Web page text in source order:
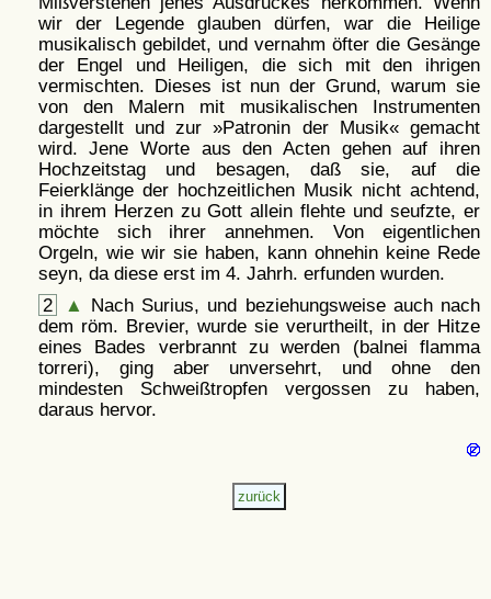
wir der Legende glauben dürfen, war die Heilige
musikalisch gebildet, und vernahm öfter die Gesänge
der Engel und Heiligen, die sich mit den ihrigen
vermischten. Dieses ist nun der Grund, warum sie
von den Malern mit musikalischen Instrumenten
dargestellt und zur »Patronin der Musik« gemacht
wird. Jene Worte aus den Acten gehen auf ihren
Hochzeitstag und besagen, daß sie, auf die
Feierklänge der hochzeitlichen Musik nicht achtend,
in ihrem Herzen zu Gott allein flehte und seufzte, er
möchte sich ihrer annehmen. Von eigentlichen
Orgeln, wie wir sie haben, kann ohnehin keine Rede
seyn, da diese erst im 4. Jahrh. erfunden wurden.
2
▲
Nach Surius, und beziehungsweise auch nach
dem röm. Brevier, wurde sie verurtheilt, in der Hitze
eines Bades verbrannt zu werden (balnei flamma
torreri), ging aber unversehrt, und ohne den
mindesten Schweißtropfen vergossen zu haben,
daraus hervor.